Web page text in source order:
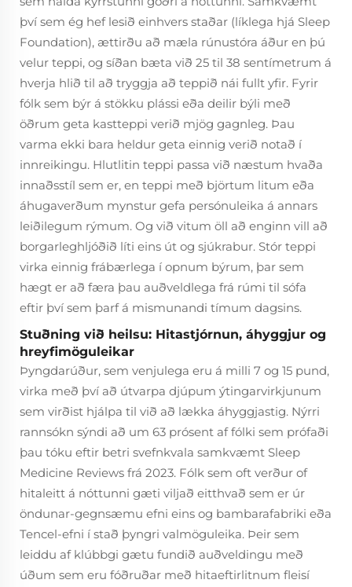
því sem ég hef lesið einhvers staðar (líklega hjá Sleep
Foundation), ættirðu að mæla rúnustóra áður en þú
velur teppi, og síðan bæta við 25 til 38 sentímetrum á
hverja hlið til að tryggja að teppið nái fullt yfir. Fyrir
fólk sem býr á stökku plássi eða deilir býli með
öðrum geta kastteppi verið mjög gagnleg. Þau
varma ekki bara heldur geta einnig verið notað í
innreikingu. Hlutlitin teppi passa við næstum hvaða
innaðsstíl sem er, en teppi með björtum litum eða
áhugaverðum mynstur gefa persónuleika á annars
leiðilegum rýmum. Og við vitum öll að enginn vill að
borgarleghljóðið líti eins út og sjúkrabur. Stór teppi
virka einnig frábærlega í opnum býrum, þar sem
hægt er að færa þau auðveldlega frá rúmi til sófa
eftir því sem þarf á mismunandi tímum dagsins.
Stuðning við heilsu: Hitastjórnun, áhyggjur og
hreyfimöguleikar
Þyngdarúður, sem venjulega eru á milli 7 og 15 pund,
virka með því að útvarpa djúpum ýtingarvirkjunum
sem virðist hjálpa til við að lækka áhyggjastig. Nýrri
rannsókn sýndi að um 63 prósent af fólki sem prófaði
þau tóku eftir betri svefnkvala samkvæmt Sleep
Medicine Reviews frá 2023. Fólk sem oft verður of
hitaleitt á nóttunni gæti viljað eitthvað sem er úr
öndunar-gegnsæmu efni eins og bambarafabriki eða
Tencel-efni í stað þyngri valmöguleika. Þeir sem
leiddu af klúbbgi gætu fundið auðveldingu með
úðum sem eru fóðruðar með hitaeftirlitnum fleisí